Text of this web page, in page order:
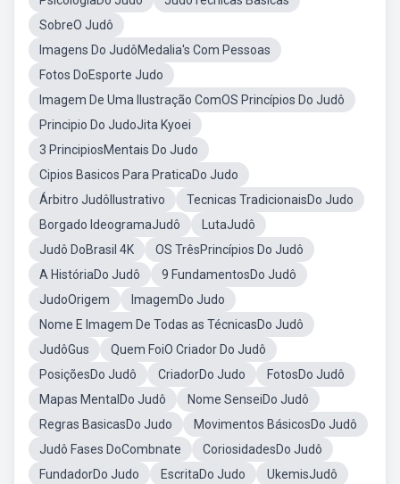
SobreO Judô
Imagens Do JudôMedalia's Com Pessoas
Fotos DoEsporte Judo
Imagem De Uma Ilustração ComOS Princípios Do Judô
Principio Do JudoJita Kyoei
3 PrincipiosMentais Do Judo
Cipios Basicos Para PraticaDo Judo
Árbitro JudôIlustrativo
Tecnicas TradicionaisDo Judo
Borgado IdeogramaJudô
LutaJudô
Judô DoBrasil 4K
OS TrêsPrincípios Do Judô
A HistóriaDo Judô
9 FundamentosDo Judô
JudoOrigem
ImagemDo Judo
Nome E Imagem De Todas as TécnicasDo Judô
JudôGus
Quem FoiO Criador Do Judô
PosiçõesDo Judô
CriadorDo Judo
FotosDo Judô
Mapas MentalDo Judô
Nome SenseiDo Judô
Regras BasicasDo Judo
Movimentos BásicosDo Judô
Judô Fases DoCombnate
CoriosidadesDo Judô
FundadorDo Judo
EscritaDo Judo
UkemisJudô